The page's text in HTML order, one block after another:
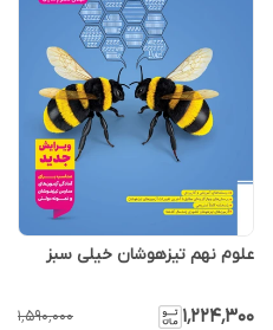
علوم نهم تیزهوشان خیلی سبز
۱٬۲۲۴٬۳۰۰ ۱٬۵۹۰٬۰۰۰